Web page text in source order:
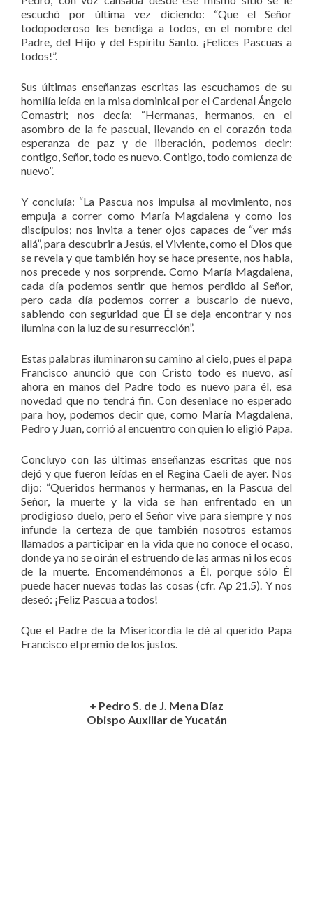
escuchó por última vez diciendo: “Que el Señor
todopoderoso les bendiga a todos, en el nombre del
Padre, del Hijo y del Espíritu Santo. ¡Felices Pascuas a
todos!”.
Sus últimas enseñanzas escritas las escuchamos de su
homilía leída en la misa dominical por el Cardenal Ángelo
Comastri; nos decía: “Hermanas, hermanos, en el
asombro de la fe pascual, llevando en el corazón toda
esperanza de paz y de liberación, podemos decir:
contigo, Señor, todo es nuevo. Contigo, todo comienza de
nuevo”.
Y concluía: “La Pascua nos impulsa al movimiento, nos
empuja a correr como María Magdalena y como los
discípulos; nos invita a tener ojos capaces de “ver más
allá”, para descubrir a Jesús, el Viviente, como el Dios que
se revela y que también hoy se hace presente, nos habla,
nos precede y nos sorprende. Como María Magdalena,
cada día podemos sentir que hemos perdido al Señor,
pero cada día podemos correr a buscarlo de nuevo,
sabiendo con seguridad que Él se deja encontrar y nos
ilumina con la luz de su resurrección”.
Estas palabras iluminaron su camino al cielo, pues el papa
Francisco anunció que con Cristo todo es nuevo, así
ahora en manos del Padre todo es nuevo para él, esa
novedad que no tendrá fin. Con desenlace no esperado
para hoy, podemos decir que, como María Magdalena,
Pedro y Juan, corrió al encuentro con quien lo eligió Papa.
Concluyo con las últimas enseñanzas escritas que nos
dejó y que fueron leídas en el Regina Caeli de ayer. Nos
dijo: “Queridos hermanos y hermanas, en la Pascua del
Señor, la muerte y la vida se han enfrentado en un
prodigioso duelo, pero el Señor vive para siempre y nos
infunde la certeza de que también nosotros estamos
llamados a participar en la vida que no conoce el ocaso,
donde ya no se oirán el estruendo de las armas ni los ecos
de la muerte. Encomendémonos a Él, porque sólo Él
puede hacer nuevas todas las cosas (cfr. Ap 21,5). Y nos
deseó: ¡Feliz Pascua a todos!
Que el Padre de la Misericordia le dé al querido Papa
Francisco el premio de los justos.
+ Pedro S. de J. Mena Díaz
Obispo Auxiliar de Yucatán